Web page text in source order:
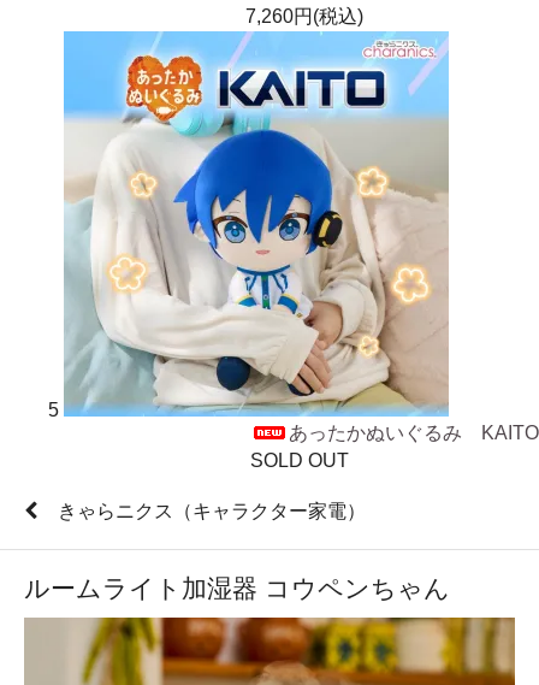
7,260円(税込)
5
あったかぬいぐるみ KAITO
SOLD OUT
きゃらニクス（キャラクター家電）
ルームライト加湿器 コウペンちゃん